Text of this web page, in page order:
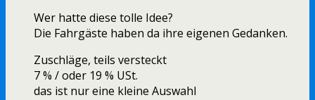
Wer hatte diese tolle Idee?
Die Fahrgäste haben da ihre eigenen Gedanken.
Zuschläge, teils versteckt
7 % / oder 19 % USt.
das ist nur eine kleine Auswahl